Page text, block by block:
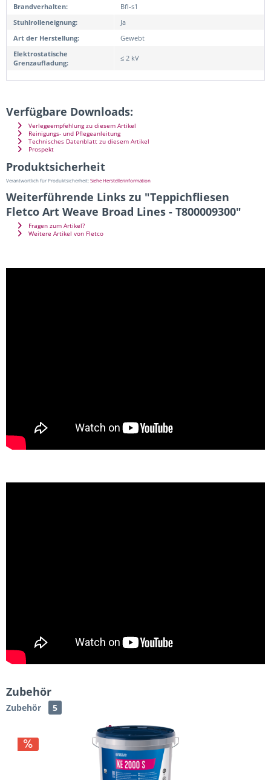
Brandverhalten:
Bfl-s1
Stuhlrolleneignung:
Ja
Art der Herstellung:
Gewebt
Elektrostatische
Grenzaufladung:
≤ 2 kV
Verfügbare Downloads:
Verlegeempfehlung zu diesem Artikel
Reinigungs- und Pflegeanleitung
Technisches Datenblatt zu diesem Artikel
Prospekt
Produktsicherheit
Verantwortlich für Produktsicherheit:Siehe Herstellerinformation
Weiterführende Links zu "Teppichfliesen
Fletco Art Weave Broad Lines - T800009300"
Fragen zum Artikel?
Weitere Artikel von Fletco
Zubehör
Zubehör 5
Varianten